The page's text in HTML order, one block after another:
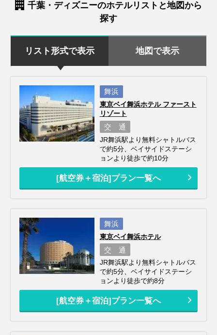
千葉・ディズニーのホテルリストと地図から
探す
リスト形式で表示 地図で表示
舞浜
東京ベイ舞浜ホテル ファースト
リゾート
交 通
JR舞浜駅より無料シャトルバス
で約5分、ベイサイドステーシ
ョンより徒歩で約10分
[航空券＋宿泊]プラン一覧へ
舞浜
東京ベイ舞浜ホテル
交 通
JR舞浜駅より無料シャトルバス
で約5分、ベイサイドステーシ
ョンより徒歩で約8分
[航空券＋宿泊]プラン一覧へ